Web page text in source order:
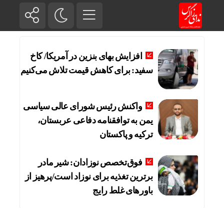
افزایش بهای بنزین در آمریکا/ کاخ
سفید: برای کاهش قیمت تلاش می‌کنیم
واکنش رئیس شورای عالی سیاسی
یمن به توافقنامه دفاعی عربستان،
ترکیه و پاکستان
فوق‌تخصص نوزادان: شیر مادر
برترین تغذیه برای نوزاد است/پرهیز از
باورهای غلط رایج